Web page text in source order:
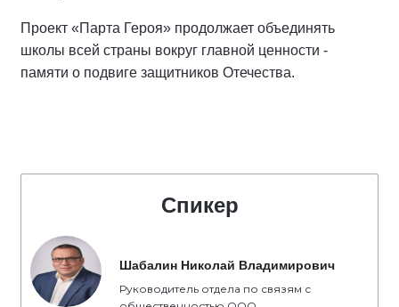
Проект «Парта Героя» продолжает объединять
школы всей страны вокруг главной ценности -
памяти о подвиге защитников Отечества.
Спикер
Шабалин Николай Владимирович
Руководитель отдела по связям с